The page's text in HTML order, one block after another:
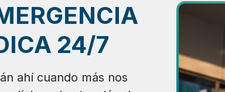
24/7
ahí cuando más nos